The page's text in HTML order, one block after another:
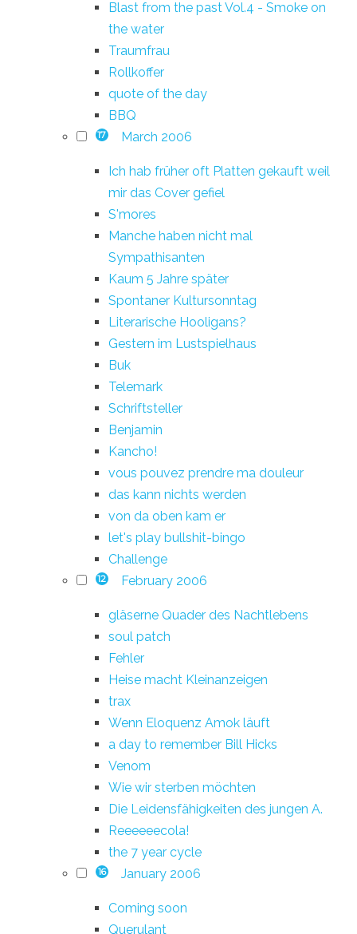
Blast from the past Vol.4 - Smoke on
the water
Traumfrau
Rollkoffer
quote of the day
BBQ
17 March 2006
Ich hab früher oft Platten gekauft weil
mir das Cover gefiel
S'mores
Manche haben nicht mal
Sympathisanten
Kaum 5 Jahre später
Spontaner Kultursonntag
Literarische Hooligans?
Gestern im Lustspielhaus
Buk
Telemark
Schriftsteller
Benjamin
Kancho!
vous pouvez prendre ma douleur
das kann nichts werden
von da oben kam er
let's play bullshit-bingo
Challenge
12 February 2006
gläserne Quader des Nachtlebens
soul patch
Fehler
Heise macht Kleinanzeigen
trax
Wenn Eloquenz Amok läuft
a day to remember Bill Hicks
Venom
Wie wir sterben möchten
Die Leidensfähigkeiten des jungen A.
Reeeeeecola!
the 7 year cycle
16 January 2006
Coming soon
Querulant